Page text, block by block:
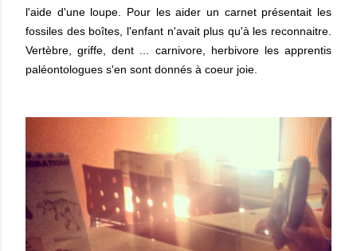
l'aide d'une loupe. Pour les aider un carnet présentait les
fossiles des boîtes, l'enfant n'avait plus qu'à les reconnaitre.
Vertèbre, griffe, dent ... carnivore, herbivore les apprentis
paléontologues s'en sont donnés à coeur joie.